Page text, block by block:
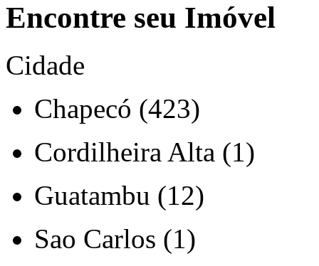
Encontre seu Imóvel
Cidade
Chapecó (423)
Cordilheira Alta (1)
Guatambu (12)
Sao Carlos (1)